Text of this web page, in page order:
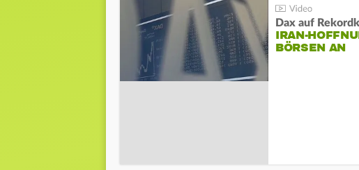
Dax auf
IRAN-
BÖRSEN AN